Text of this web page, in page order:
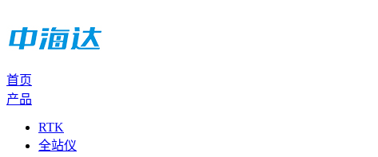
首页
产品
RTK
全站仪